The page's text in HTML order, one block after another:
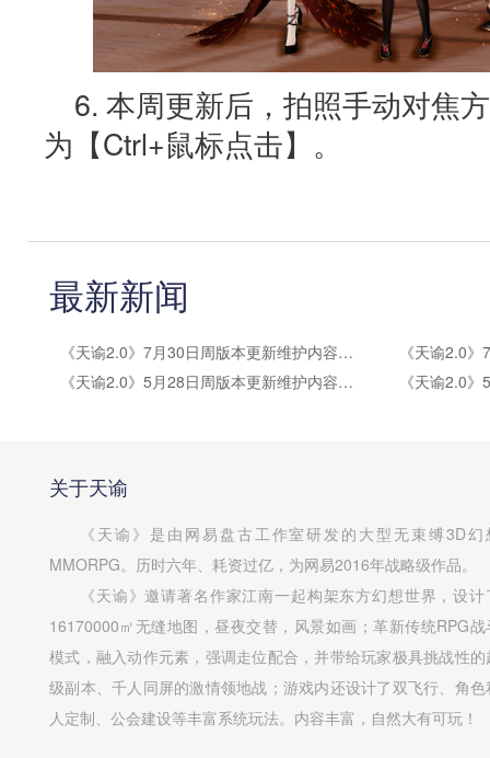
6. 本周更新后，拍照手动对焦
为【Ctrl+鼠标点击】。
最新新闻
《天谕2.0》7月30日周版本更新维护内容公告
《天谕2.0》5月28日周版本更新维护内容公告
关于天谕
《天谕》是由网易盘古工作室研发的大型无束缚3D幻
MMORPG。历时六年、耗资过亿，为网易2016年战略级作品。
《天谕》邀请著名作家江南一起构架东方幻想世界，设计
16170000㎡无缝地图，昼夜交替，风景如画；革新传统RPG战
模式，融入动作元素，强调走位配合，并带给玩家极具挑战性的
级副本、千人同屏的激情领地战；游戏内还设计了双飞行、角色
人定制、公会建设等丰富系统玩法。内容丰富，自然大有可玩！